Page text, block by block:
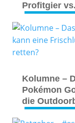
Profitgier
Kolumne –
Pokémon
die